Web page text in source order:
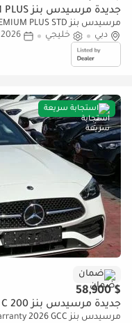
جديدة مرسيدس بنز C 200 PREMIUM PLUS
مرسيدس بنز C 200 PREMIUM PLUS STD
دبي
خليجي 2026
استجابة سريعة
ضمان
$ 58,900
جديدة مرسيدس بنز C 200
مرسيدس بنز C 200 Other Under Agency Warranty 2026 GCC